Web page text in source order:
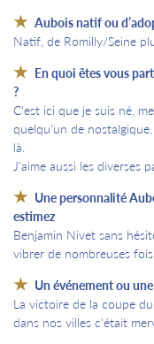
Aubois natif ou
Natif, de Romilly/Seine
En quoi êtes vous
?
C'est ici que je suis né,
quelqu'un de
là.
J'aime aussi les diverses
Une personnalité
estimez
Benjamin Nivet sans
vibrer de nombreuses
Un événement ou
La victoire de la coupe
dans nos villes c'était